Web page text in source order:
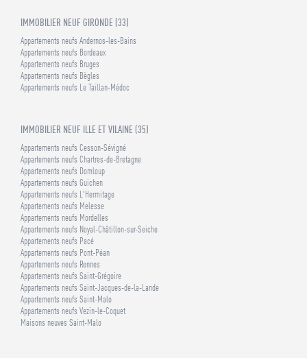
IMMOBILIER NEUF GIRONDE (33)
Appartements neufs Andernos-les-Bains
Appartements neufs Bordeaux
Appartements neufs Bruges
Appartements neufs Bègles
Appartements neufs Le Taillan-Médoc
IMMOBILIER NEUF ILLE ET VILAINE (35)
Appartements neufs Cesson-Sévigné
Appartements neufs Chartres-de-Bretagne
Appartements neufs Domloup
Appartements neufs Guichen
Appartements neufs L'Hermitage
Appartements neufs Melesse
Appartements neufs Mordelles
Appartements neufs Noyal-Châtillon-sur-Seiche
Appartements neufs Pacé
Appartements neufs Pont-Péan
Appartements neufs Rennes
Appartements neufs Saint-Grégoire
Appartements neufs Saint-Jacques-de-la-Lande
Appartements neufs Saint-Malo
Appartements neufs Vezin-le-Coquet
Maisons neuves Saint-Malo